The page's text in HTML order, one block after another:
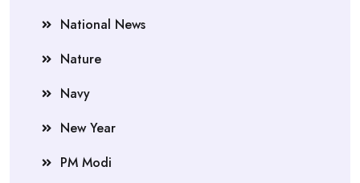
National News
Nature
Navy
New Year
PM Modi